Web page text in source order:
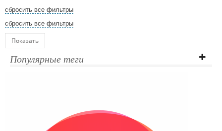
сбросить все фильтры
сбросить все фильтры
Показать
Популярные теги